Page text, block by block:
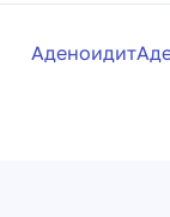
Аденоидит